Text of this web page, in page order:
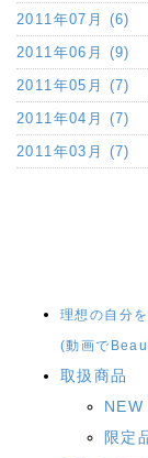
2011年07月 (6)
2011年06月 (9)
2011年05月 (7)
2011年04月 (7)
2011年03月 (7)
理想の自分
(動画で
取扱商品
限定